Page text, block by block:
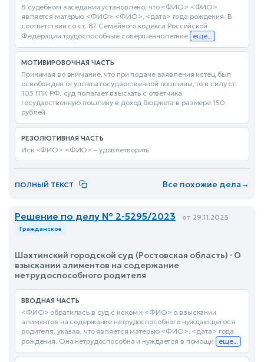
В судебном заседании установлено, что <ФИО> <ФИО>
является матерью <ФИО> <ФИО>, <дата> года рождения. В
соответствии со ст. 87 Семейного кодекса Российской
Федерации трудоспособные совершеннолетние еще...
МОТИВИРОВОЧНАЯ ЧАСТЬ
Принимая во внимание, что при подаче заявления истец был
освобожден от уплаты государственной пошлины, то в силу ст.
103 ГПК РФ, суд полагает взыскать с ответчика
государственную пошлину в доход бюджета в размере 150
рублей
РЕЗОЛЮТИВНАЯ ЧАСТЬ
Иск <ФИО> <ФИО> – удовлетворить
ПОЛНЫЙ ТЕКСТ Все похожие дела→
Решение по делу № 2-5295/2023 от 29.11.2023
Гражданское
Шахтинский городской суд (Ростовская область) · О
взыскании алиментов на содержание
нетрудоспособного родителя
ВВОДНАЯ ЧАСТЬ
<ФИО> обратилась в суд с иском к <ФИО> о взыскании
алиментов на содержание нетрудоспособного нуждающегося
родителя, указав, что является матерью <ФИО>, <дата> года
рождения. Она нетрудоспособна и нуждается в помощи
еще...